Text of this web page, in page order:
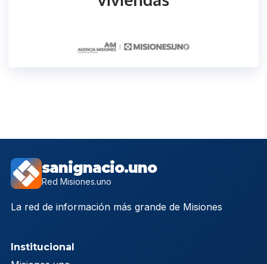
sanignacio.uno
Red Misiones.uno
La red de información más grande de Misiones
Institucional